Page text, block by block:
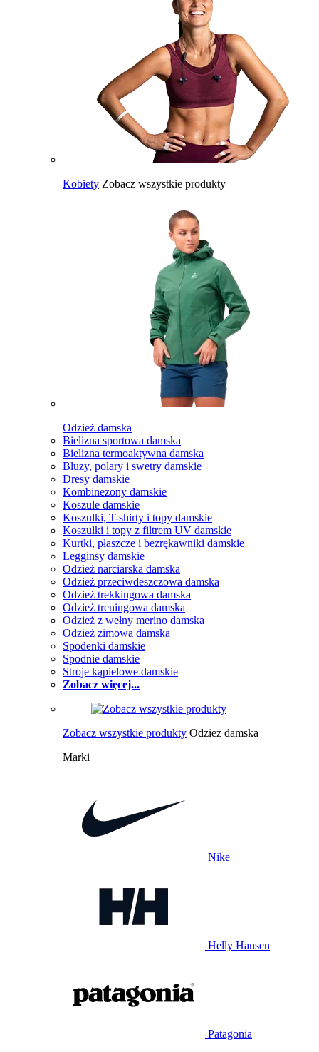
Kobiety Zobacz wszystkie produkty
Odzież damska
Bielizna sportowa damska
Bielizna termoaktywna damska
Bluzy, polary i swetry damskie
Dresy damskie
Kombinezony damskie
Koszule damskie
Koszulki, T-shirty i topy damskie
Koszulki i topy z filtrem UV damskie
Kurtki, płaszcze i bezrękawniki damskie
Legginsy damskie
Odzież narciarska damska
Odzież przeciwdeszczowa damska
Odzież trekkingowa damska
Odzież treningowa damska
Odzież z wełny merino damska
Odzież zimowa damska
Spodenki damskie
Spodnie damskie
Stroje kąpielowe damskie
Zobacz więcej...
Zobacz wszystkie produkty Odzież damska
Marki
Nike
Helly Hansen
Patagonia